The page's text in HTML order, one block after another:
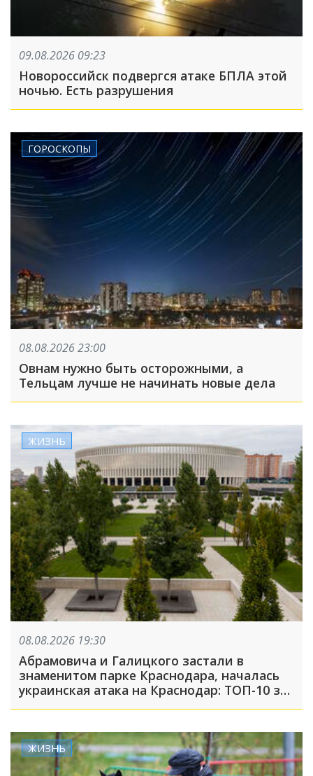
09.08.2026 09:23
Новороссийск подвергся атаке БПЛА этой
ночью. Есть разрушения
ГОРОСКОПЫ
08.08.2026 23:00
Овнам нужно быть осторожными, а
Тельцам лучше не начинать новые дела
ЖИЗНЬ
08.08.2026 19:30
Абрамовича и Галицкого застали в
знаменитом парке Краснодара, началась
украинская атака на Краснодар: ТОП-10 за
ЖИЗНЬ